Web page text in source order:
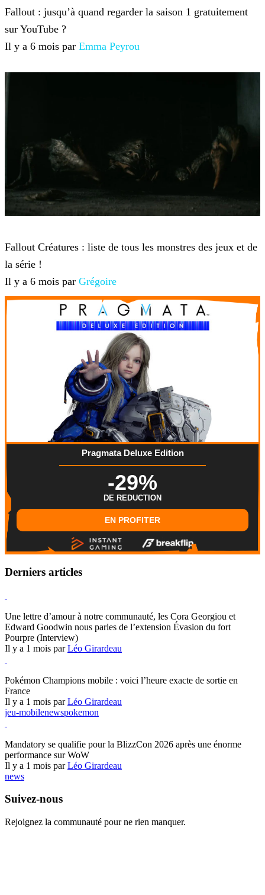
Fallout : jusqu’à quand regarder la saison 1 gratuitement
sur YouTube ?
Il y a 6 mois par Emma Peyrou
Fallout Créatures : liste de tous les monstres des jeux et de
la série !
Il y a 6 mois par Grégoire
Pragmata Deluxe Edition
-29%
DE REDUCTION
EN PROFITER
Derniers articles
Une lettre d’amour à notre communauté, les Cora Georgiou et
Edward Goodwin nous parles de l’extension Évasion du fort
Pourpre (Interview)
Il y a 1 mois parLéo Girardeau
Pokémon Champions mobile : voici l’heure exacte de sortie en
France
Il y a 1 mois parLéo Girardeau
jeu-mobilenewspokemon
Mandatory se qualifie pour la BlizzCon 2026 après une énorme
performance sur WoW
Il y a 1 mois parLéo Girardeau
news
Suivez-nous
Rejoignez la communauté pour ne rien manquer.